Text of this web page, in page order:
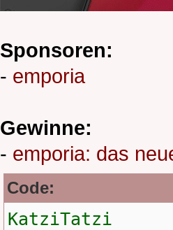
Sponsoren:
- emporia
Gewinne:
- emporia: das
Code:
KatziTatzi